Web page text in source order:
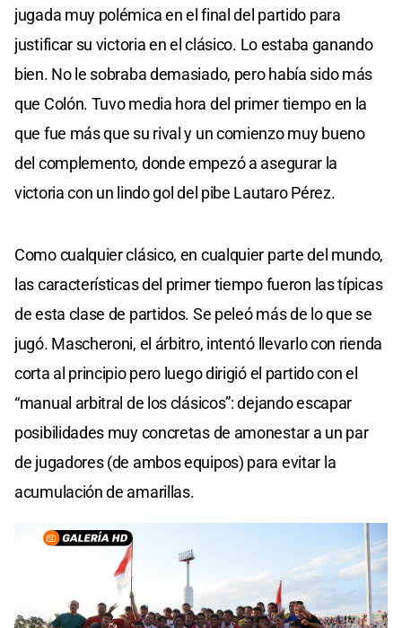
jugada muy polémica en el final del partido para
justificar su victoria en el clásico. Lo estaba ganando
bien. No le sobraba demasiado, pero había sido más
que Colón. Tuvo media hora del primer tiempo en la
que fue más que su rival y un comienzo muy bueno
del complemento, donde empezó a asegurar la
victoria con un lindo gol del pibe Lautaro Pérez.
Como cualquier clásico, en cualquier parte del mundo,
las características del primer tiempo fueron las típicas
de esta clase de partidos. Se peleó más de lo que se
jugó. Mascheroni, el árbitro, intentó llevarlo con rienda
corta al principio pero luego dirigió el partido con el
“manual arbitral de los clásicos”: dejando escapar
posibilidades muy concretas de amonestar a un par
de jugadores (de ambos equipos) para evitar la
acumulación de amarillas.